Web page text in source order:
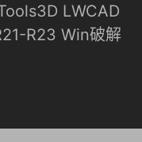
LWCAD
R23 Win破解